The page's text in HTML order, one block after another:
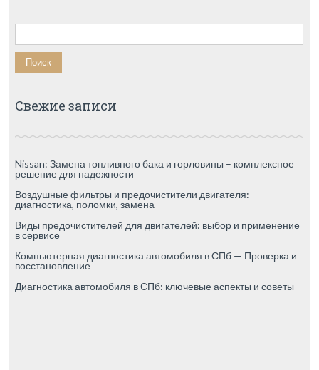
Найти:
Свежие записи
Nissan: Замена топливного бака и горловины – комплексное
решение для надежности
Воздушные фильтры и предочистители двигателя:
диагностика, поломки, замена
Виды предочистителей для двигателей: выбор и применение
в сервисе
Компьютерная диагностика автомобиля в СПб — Проверка и
восстановление
Диагностика автомобиля в СПб: ключевые аспекты и советы